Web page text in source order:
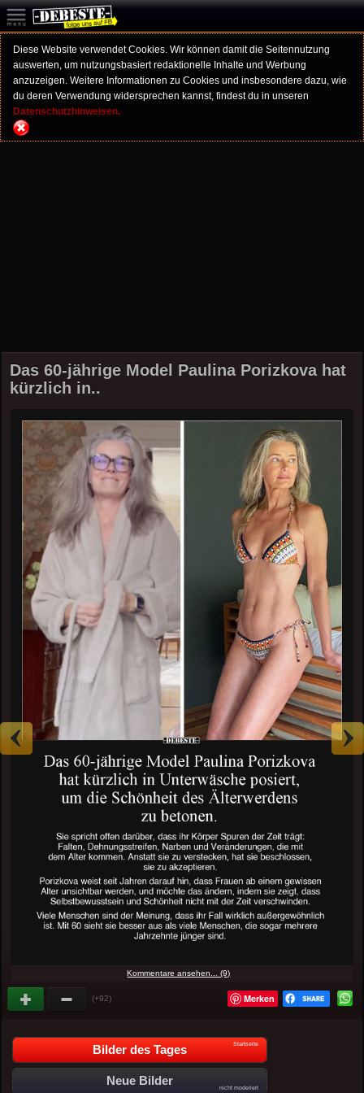
Diese Website verwendet Cookies. Wir können damit die Seitennutzung
auswerten, um nutzungsbasiert redaktionelle Inhalte und Werbung
anzuzeigen. Weitere Informationen zu Cookies und insbesondere dazu, wie
du deren Verwendung widersprechen kannst, findest du in unseren
Datenschutzhinweisen.
Das 60-jährige Model Paulina Porizkova hat
kürzlich in..
Kommentare ansehen... (9)
(+92) Merken
Bilder des Tages Startseite
Neue Bilder
nicht moderiert